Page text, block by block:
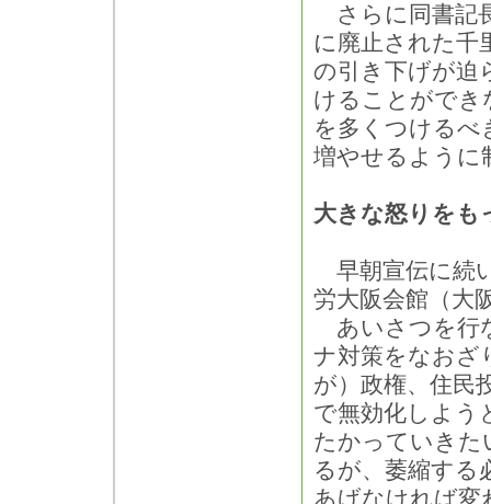
さらに同書記
に廃止された千
の引き下げが迫
けることができ
を多くつけるべ
増やせるように
大きな怒りをも
早朝宣伝に続
労大阪会館（大
あいさつを行
ナ対策をなおざ
が）政権、住民
で無効化しよう
たかっていきた
るが、萎縮する
あげなければ変